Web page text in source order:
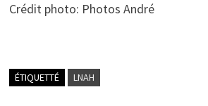
Crédit photo: Photos André
ÉTIQUETTÉ LNAH